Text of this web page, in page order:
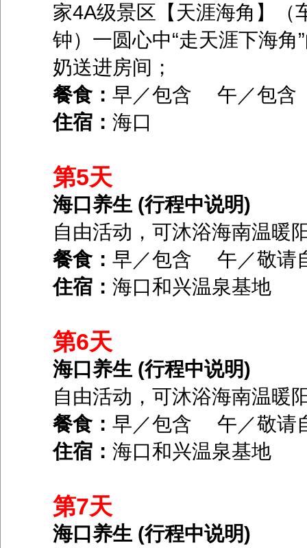
家4A级景区【天涯海角】（
钟）一圆心中“走天涯下海
奶送进房间；
餐食： 早／包含 午／包
住宿： 海口
第5天
海口养生 (行程中说明)
自由活动，可沐浴海南温暖
餐食： 早／包含 午／敬
住宿： 海口和兴温泉基地
第6天
海口养生 (行程中说明)
自由活动，可沐浴海南温暖
餐食： 早／包含 午／敬
住宿： 海口和兴温泉基地
第7天
海口养生 (行程中说明)